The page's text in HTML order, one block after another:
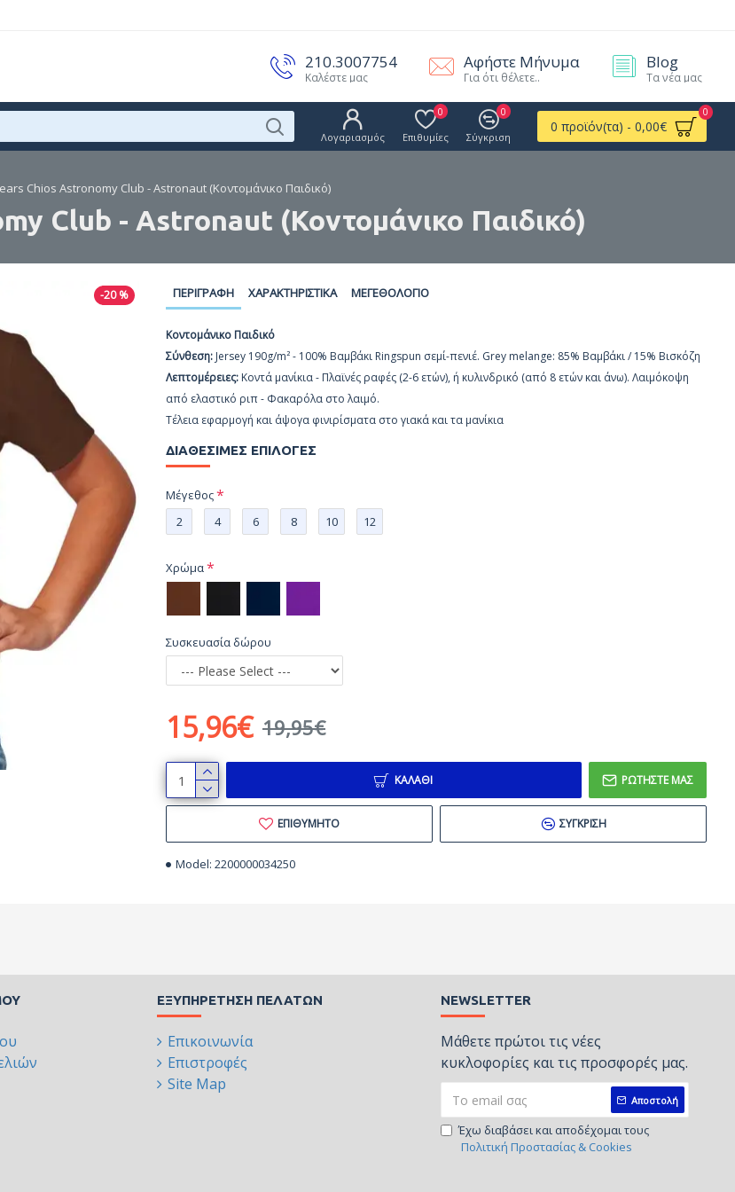
210.3007754
Καλέστε μας
Αφήστε Μήνυμα
Για ότι θέλετε..
Blog
Τα νέα μας
Λογαριασμός Επιθυμίες
0
Σύγκριση
0
0 προϊόν(τα) - 0,00€
0
Chios Astronomy Club - Astronaut (Κοντομάνικο Παιδικό)
Club - Astronaut (Κοντομάνικο Παιδικό)
-20 % ΠΕΡΙΓΡΑΦΉ ΧΑΡΑΚΤΗΡΙΣΤΙΚΆ ΜΕΓΕΘΟΛΌΓΙΟ
Κοντομάνικο Παιδικό
Σύνθεση: Jersey 190g/m² - 100% Βαμβάκι Ringspun σεμί-πενιέ. Grey melange: 85% Βαμβάκι / 15% Βισκόζη
Λεπτομέρειες: Κοντά μανίκια - Πλαϊνές ραφές (2-6 ετών), ή κυλινδρικό (από 8 ετών και άνω). Λαιμόκοψη
από ελαστικό ριπ - Φακαρόλα στο λαιμό.
Tέλεια εφαρμογή και άψογα φινιρίσματα στο γιακά και τα μανίκια
Model: 2200000034250
15,96€ 19,95€
ΔΙΑΘΈΣΙΜΕΣ ΕΠΙΛΟΓΈΣ
Μέγεθος
2
4 6 8 10 12
Χρώμα
Συσκευασία δώρου
ΚΑΛΆΘΙ ΡΩΤΉΣΤΕ ΜΑΣ
ΕΠΙΘΥΜΗΤΌ ΣΎΓΚΡΙΣΗ
ΕΞΥΠΗΡΈΤΗΣΗ ΠΕΛΑΤΏΝ
Επικοινωνία
Επιστροφές
Site Map
NEWSLETTER
Μάθετε πρώτοι τις νέες
κυκλοφορίες και τις προσφορές μας.
Αποστολή
Έχω διαβάσει και αποδέχομαι τους
Πολιτική Προστασίας & Cookies